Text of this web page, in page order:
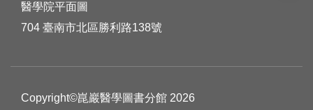
醫學院平面圖
704 臺南市北區勝利路138號
Copyright©崑巖醫學圖書分館 2026